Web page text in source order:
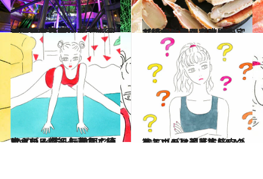
2020.11.25
【画像で見る】 夜景が彩る非日常空間へプチ旅行 ヨコハマ 5 hours Trip【夜景篇】
旅＆お出かけ 2020.12.18
【特集】全国の市場から おいしい取り寄せ 自宅で過ごす豊かな時間
グルメ
2020.12.23
YouTube筋トレ動画で痩せボディに！ 無理なく続けられる超初心者向け10本
ライフスタイル 2020.12.23
欲しいのは適度に筋肉のあるボディ！【筋トレダイエット】超基本Q&A
ライフスタイル